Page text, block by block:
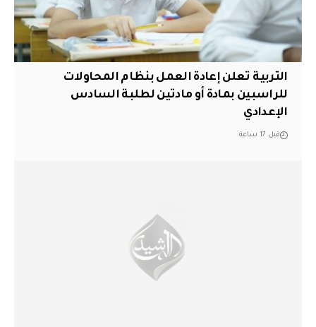
التربية تعلن إعادة العمل بنظام المحاولات
للراسبين بمادة أو مادتين لطلبة السادس
الإعدادي
قبل 17 ساعة